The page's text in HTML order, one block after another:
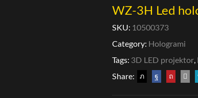
WZ-3H Led
SKU: 10500373
Category: Hologrami
Tags: 3D LED projektor,
Share: